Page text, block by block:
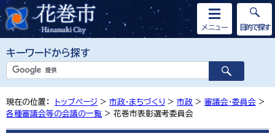
キーワードから探す
メニュー 目的で探す
現在の位置： トップページ > 市政・まちづくり > 市政 > 審議会・委員会 >
各種審議会等の会議の一覧 > 花巻市表彰選考委員会